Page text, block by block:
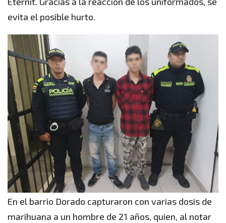
evita el posible hurto.
En el barrio Dorado capturaron con varias dosis de
marihuana a un hombre de 21 años, quien, al notar